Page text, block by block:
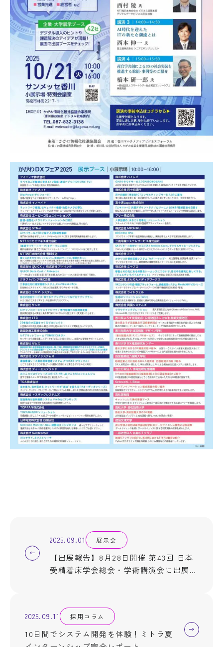
2025.09.01 展示会
【出展報告】8月28日開催 第43回 日本
受精着床学会総会・学術講演会に出展い
2025.09.11 採用コラム
10日間でシステム開発を体験！ミトラ夏